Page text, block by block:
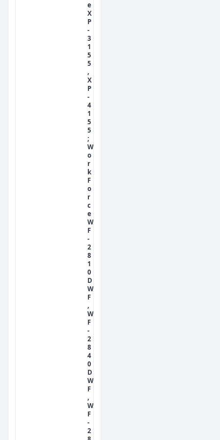
e
X
P
-
3
1
5
5
,
X
P
-
4
1
5
5
;
W
o
r
k
F
o
r
c
e
W
F
-
2
8
1
0
D
W
F
,
W
F
-
2
8
4
0
D
W
F
,
W
F
-
2